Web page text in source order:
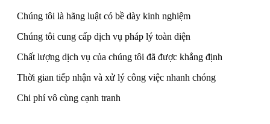
Chúng tôi là hãng luật có bề dày kinh nghiệm
Chúng tôi cung cấp dịch vụ pháp lý toàn diện
Chất lượng dịch vụ của chúng tôi đã được khẳng định
Thời gian tiếp nhận và xử lý công việc nhanh chóng
Chi phí vô cùng cạnh tranh